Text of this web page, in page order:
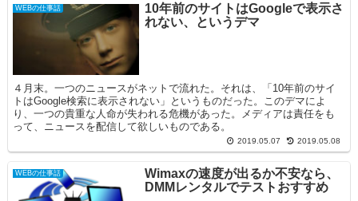
WEBの仕事話
10年前のサイトはGoogleで表示さ
れない、というデマ
４月末。一つのニュースがネットで流れた。それは、「10年前のサイ
トはGoogle検索に表示されない」というものだった。このデマによ
り、一つの貴重な人命が失われる危機があった。メディアは責任をも
って、ニュースを配信して欲しいものである。
2019.05.07 2019.05.08
WEBの仕事話
Wimaxの速度が出るか不安なら、
DMMレンタルでテストおすすめ